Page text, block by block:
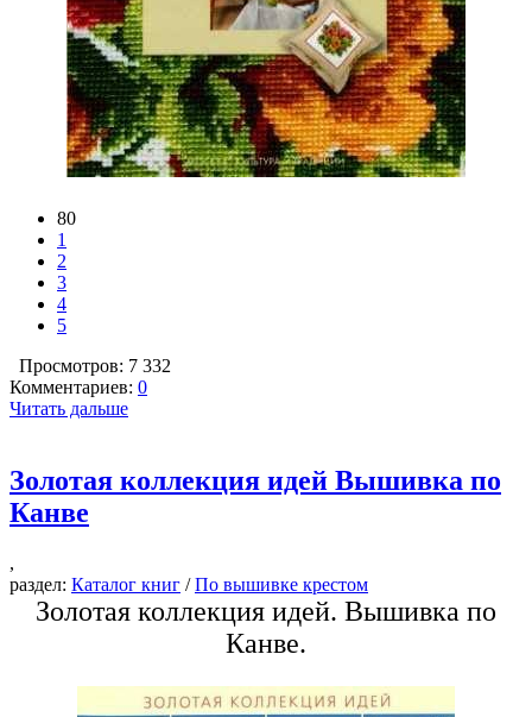
80
1
2
3
4
5
Просмотров: 7 332
Комментариев: 0
Читать дальше
Золотая коллекция идей Вышивка по
Канве
,
раздел: Каталог книг /По вышивке крестом
Золотая коллекция идей. Вышивка по
Канве.